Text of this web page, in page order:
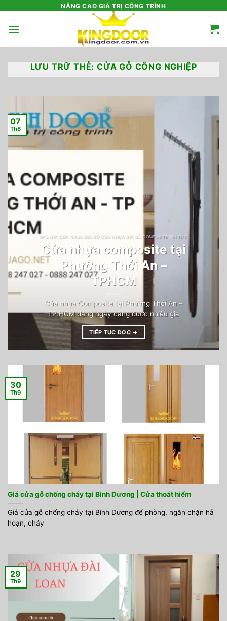
nội
NÂNG CAO GIÁ TRỊ CÔNG TRÌNH
LƯU TRỮ THẺ: CỬA GỖ CÔNG NGHIỆP
BÁO GIÁ CỬA NHỰA GIẢ GỖ CỬA NHỰA GIẢ GỖ COMPOSITE TIN TỨC
Cửa nhựa composite tại
Phường Thới An –
TPHCM
Cửa nhựa Composite tại Phường Thới An –
TP.HCM đang ngày càng được nhiều gia
TIẾP TỤC ĐỌC →
07
Th8
Giá cửa gỗ chống cháy tại Bình Dương | Cửa thoát hiểm
Giá cửa gỗ chống cháy tại Bình Dương để phòng, ngăn chặn hả
hoạn, cháy
30
Th9
29
Th9